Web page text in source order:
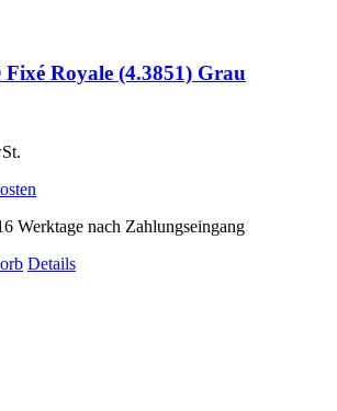
Royale (4.3851) Grau
Werktage nach Zahlungseingang
Details